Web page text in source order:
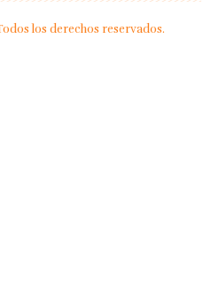
los derechos reservados.